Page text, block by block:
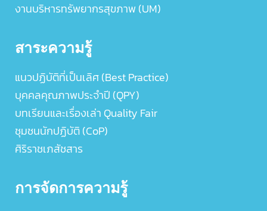
งานบริหารทรัพยากรสุขภาพ (UM)
สาระความรู้
แนวปฏิบัติที่เป็นเลิศ (Best Practice)
บุคคลคุณภาพประจำปี (QPY)
บทเรียนและเรื่องเล่า Quality Fair
ชุมชนนักปฏิบัติ (CoP)
ศิริราชเภสัชสาร
การจัดการความรู้